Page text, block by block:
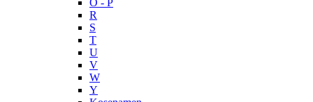
O - P
R
S
T
U
V
W
Y